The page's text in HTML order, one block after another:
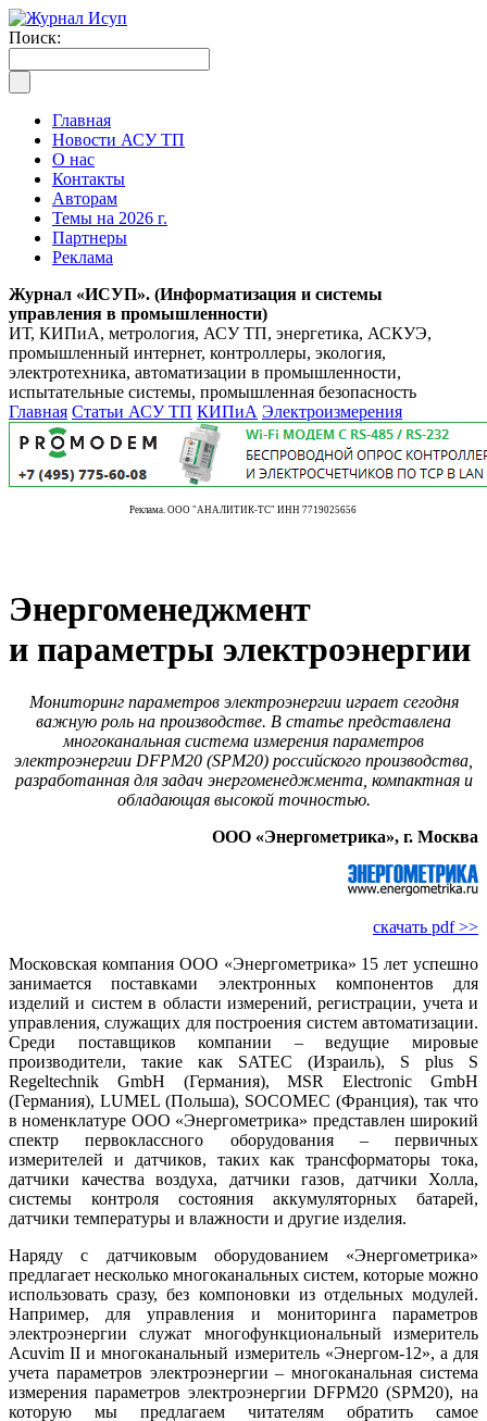
Поиск:
Главная
Новости АСУ ТП
О нас
Контакты
Авторам
Темы на 2026 г.
Партнеры
Реклама
Журнал «ИСУП». (Информатизация и системы
управления в промышленности)
ИТ, КИПиА, метрология, АСУ ТП, энергетика, АСКУЭ,
промышленный интернет, контроллеры, экология,
электротехника, автоматизации в промышленности,
испытательные системы, промышленная безопасность
Главная Статьи АСУ ТП КИПиА Электроизмерения
Реклама. ООО "АНАЛИТИК-ТС" ИНН 7719025656
Энергоменеджмент
и параметры электроэнергии
Мониторинг параметров электроэнергии играет сегодня
важную роль на производстве. В статье представлена
многоканальная система измерения параметров
электроэнергии DFPM20 (SPM20) российского производства,
разработанная для задач энергоменеджмента, компактная и
обладающая высокой точностью.
ООО «Энергометрика», г. Москва
скачать pdf >>
Московская компания ООО «Энергометрика» 15 лет успешно
занимается поставками электронных компонентов для
изделий и систем в области измерений, регистрации, учета и
управления, служащих для построения систем автоматизации.
Среди поставщиков компании – ведущие мировые
производители, такие как SATEC (Израиль), S plus S
Regeltechnik GmbH (Германия), MSR Electronic GmbH
(Германия), LUMEL (Польша), SOCOMEC (Франция), так что
в номенклатуре ООО «Энергометрика» представлен широкий
спектр первоклассного оборудования – первичных
измерителей и датчиков, таких как трансформаторы то­ка,
датчики качества воздуха, датчики газов, датчики Холла,
системы контроля состояния аккумуляторных батарей,
датчики температуры и влажности и другие изделия.
Наряду с датчиковым оборудованием «Энергометрика»
предлагает несколько многоканальных систем, которые можно
использовать сразу, без компоновки из отдельных модулей.
Например, для управления и мониторинга параметров
электроэнергии служат многофункциональный измеритель
Acuvim II и многоканальный измеритель «Энергом‑12», а для
учета параметров электроэнергии – многоканальная система
измерения параметров электроэнергии DFPM20 (SPM20), на
которую мы предлагаем читателям обратить самое